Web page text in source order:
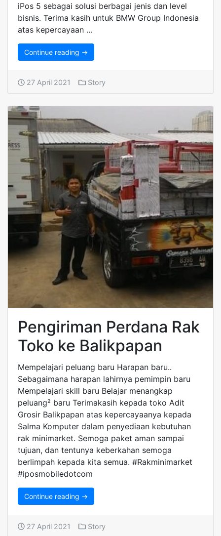
iPos 5 sebagai solusi berbagai jenis dan level
bisnis. Terima kasih untuk BMW Group Indonesia
atas kepercayaan …
Continue reading →
27 April 2021 Story
Pengiriman Perdana Rak
Toko ke Balikpapan
Mempelajari peluang baru Harapan baru..
Sebagaimana harapan lahirnya pemimpin baru
Mempelajari skill baru Belajar menangkap
peluang² baru Terimakasih kepada toko Adit
Grosir Balikpapan atas kepercayaanya kepada
Salma Komputer dalam penyediaan kebutuhan
rak minimarket. Semoga paket aman sampai
tujuan, dan tentunya keberkahan semoga
berlimpah kepada kita semua. #Rakminimarket
#iposmobiledotcom
Continue reading →
27 April 2021 Story